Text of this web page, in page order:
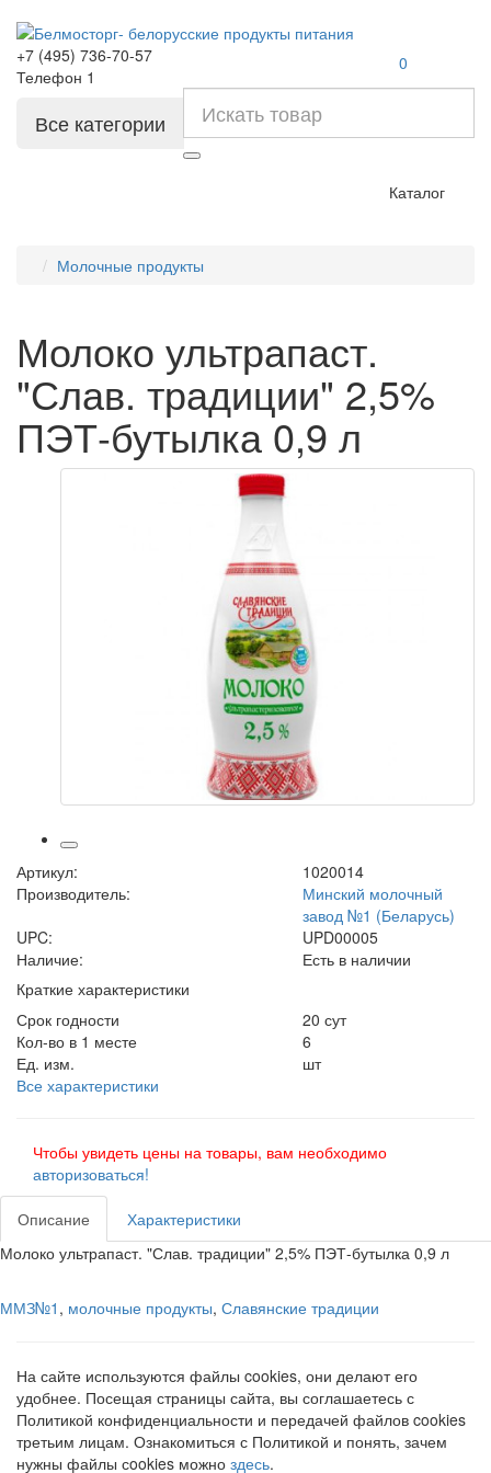
+7 (495) 736-70-57
Телефон 1
0
Все категории
Каталог
Молочные продукты
Молоко ультрапаст.
"Слав. традиции" 2,5%
ПЭТ-бутылка 0,9 л
Артикул:
1020014
Производитель:
Минский молочный
завод №1 (Беларусь)
UPC:
UPD00005
Наличие:
Есть в наличии
Краткие характеристики
Срок годности
20 сут
Кол-во в 1 месте
6
Ед. изм.
шт
Все характеристики
Чтобы увидеть цены на товары, вам необходимо
авторизоваться!
Описание
Характеристики
Молоко ультрапаст. "Слав. традиции" 2,5% ПЭТ-бутылка 0,9 л
ММЗ№1 , молочные продукты, Славянские традиции
На сайте используются файлы cookies, они делают его
удобнее. Посещая страницы сайта, вы соглашаетесь с
Политикой конфиденциальности и передачей файлов cookies
третьим лицам. Ознакомиться с Политикой и понять, зачем
нужны файлы сookies можно здесь.